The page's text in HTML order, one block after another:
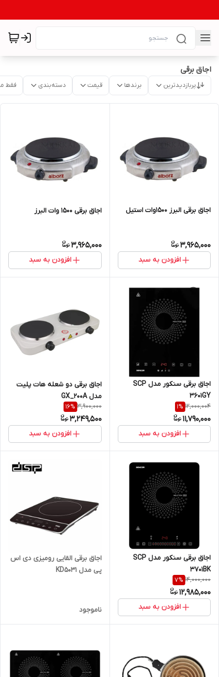
اجاق برقی
پربازدیدترین برندها قیمت دسته‌بندی فقط
اجاق برقی البرز ۱۵۰۰وات استیل
3,965,000
افزودن به سبد
اجاق برقی ۱۵۰۰ وات البرز
3,965,000
افزودن به سبد
اجاق برقی سنکور مدل SCP
3601GY
12,000,004
1%
11,790,000
افزودن به سبد
اجاق برقی دو شعله هات پلیت
مدل GX_200A
3,900,000
16%
3,249,500
افزودن به سبد
اجاق برقی سنکور مدل SCP
3701BK
14,000,000
7%
12,985,000
افزودن به سبد
اجاق برقی القایی رومیزی دی اس
پی مدل KD5031
ناموجود